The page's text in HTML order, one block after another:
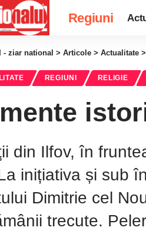
Regiuni
- ziar national > Articole > Actualitate >
REGIUNI RELIGIE
din Ilfov, în
inițiativa și sub
Dimitrie cel
trecute.